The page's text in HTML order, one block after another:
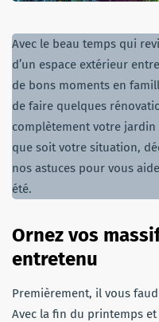
Avec le beau temps qui
d’un espace extérieur
de bons moments en
de faire quelques
complètement votre jardin
que soit votre situation,
nos astuces pour vous
été.
Ornez vos
entretenu
Premièrement, il vous
Avec la fin du printemps et